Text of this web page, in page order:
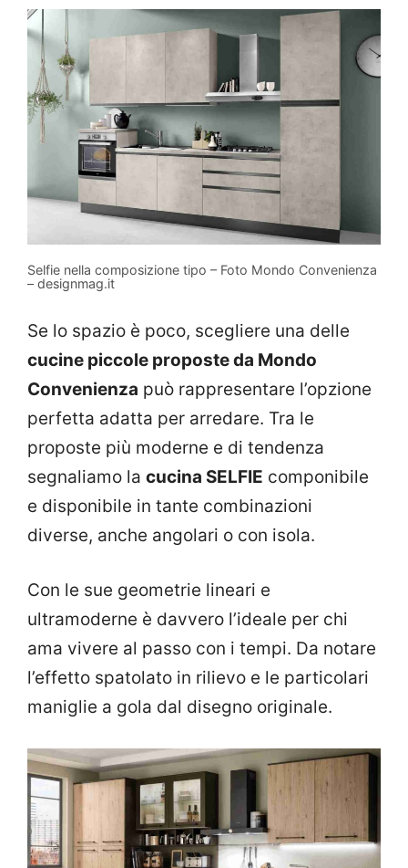
Selfie nella composizione tipo – Foto Mondo Convenienza
– designmag.it
Se lo spazio è poco, scegliere una delle
cucine piccole proposte da Mondo
Convenienza può rappresentare l’opzione
perfetta adatta per arredare. Tra le
proposte più moderne e di tendenza
segnaliamo la cucina SELFIE componibile
e disponibile in tante combinazioni
diverse, anche angolari o con isola.
Con le sue geometrie lineari e
ultramoderne è davvero l’ideale per chi
ama vivere al passo con i tempi. Da notare
l’effetto spatolato in rilievo e le particolari
maniglie a gola dal disegno originale.